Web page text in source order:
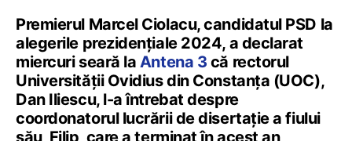
Premierul Marcel Ciolacu, candidatul PSD la
alegerile prezidențiale 2024, a declarat
miercuri seară la Antena 3 că rectorul
Universității Ovidius din Constanța (UOC),
Dan Iliescu, l-a întrebat despre
coordonatorul lucrării de disertație a fiului
său, Filip, care a terminat în acest an